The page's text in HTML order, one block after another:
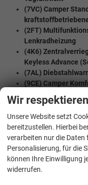
(7VC) Camper
(2FT)
Lenkradheizung
(4K6)
Keyless Advance
(7AL)
(9CE) Camper
Fahrgastraum/
(Z0H)
(N2S) Sitzbezug in
MULTIMEDIA UND
(U9E) 2 USB-C-
Fahrgastraum
Wir
Unsere Website setzt
bereitzustellen. Hierbei
verarbeiten nur die
Personalisierung, für die
können Ihre Einwilligung
widerrufen.